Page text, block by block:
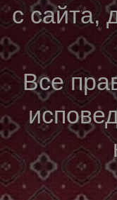
с сайта,
Все